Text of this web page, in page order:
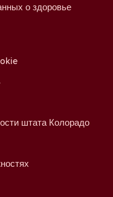
о здоровье
штата Колорадо